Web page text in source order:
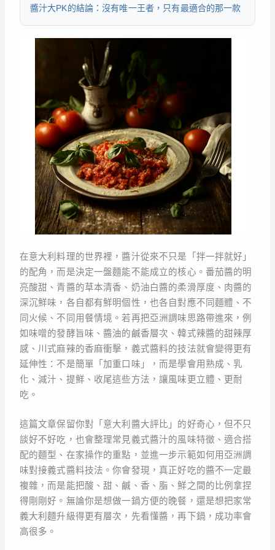
醬汁大PK的結論：沒有唯一王者，只有最適合的那一款
在意大利料理的世界裡，醬汁從來不只是「拌一拌就好」
的配角，而是決定一盤麵能不能成立的核心。番茄醬的明
亮酸甜、青醬的草本清香、奶油白醬的柔滑厚度、肉醬的
深沉鮮味，各自都有鮮明個性，也各自對應不同麵體、不
同火候、不同用餐情境。若再把亞洲調味思路帶進來，例
如味噌的發酵旨味、醬油的鹹香層次、韓式辣醬的甜辣厚
感、川式麻辣的香麻衝擊，義式醬料的技法就會變得更有
延伸性：不是簡單「加重口味」，而是學會用熟成、乳
化、減汁、提鮮、收尾這些方法，讓風味更立體、更耐
吃。
這篇文章保留你對「意大利醬大評比」的好奇心，但不只
談好不好吃，也會整理常見義式醬汁的風味特徵、適合搭
配的麵型、在家操作的重點，並進一步示範如何用亞洲調
味對接義式醬料技法。你會發現，真正好吃的醬不一定最
複雜，而是能把酸、甜、鹹、香、脂、鮮之間的比例拿捏
得剛剛好。無論你是想做一鍋方便的晚餐，還是想把家常
義大利麵升級得更有層次，先看懂醬，再下鍋，成功率會
高很多。